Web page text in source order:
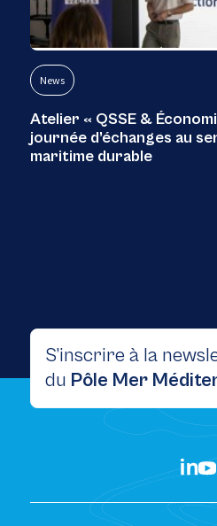
News
Atelier « QSSE &
journée d’échanges au
maritime durable
S’inscrire à la
du Pôle Mer